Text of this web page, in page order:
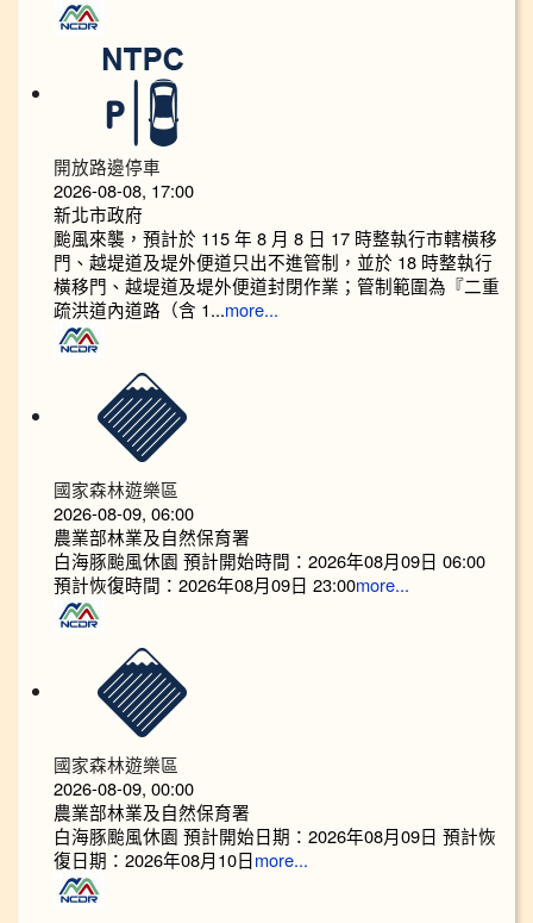
開放路邊停車
2026-08-08, 17:00
新北市政府
颱風來襲，預計於 115 年 8 月 8 日 17 時整執行市轄橫移
門、越堤道及堤外便道只出不進管制，並於 18 時整執行
橫移門、越堤道及堤外便道封閉作業；管制範圍為『二重
疏洪道內道路（含 1...more...
國家森林遊樂區
2026-08-09, 06:00
農業部林業及自然保育署
白海豚颱風休園 預計開始時間：2026年08月09日 06:00
預計恢復時間：2026年08月09日 23:00more...
國家森林遊樂區
2026-08-09, 00:00
農業部林業及自然保育署
白海豚颱風休園 預計開始日期：2026年08月09日 預計恢
復日期：2026年08月10日 more...